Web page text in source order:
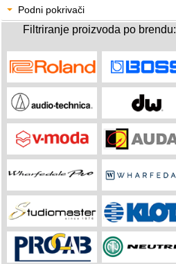
Podni pokrivači
Filtriranje proizvoda po brendu: